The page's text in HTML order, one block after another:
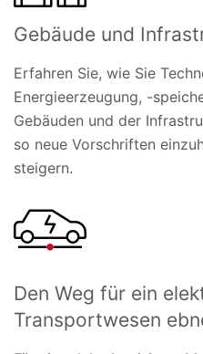
Gebäude und
Erfahren Sie, wie Sie
Energieerzeugung, -
Gebäuden und der
so neue Vorschriften
steigern.
Den Weg für ein
Transportwesen